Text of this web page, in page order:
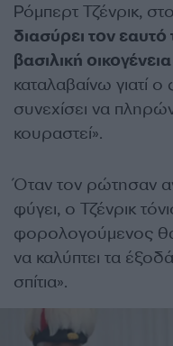
Ρόμπερτ Τζένρικ,
διασύρει τον εαυτό
βασιλική
καταλαβαίνω γιατί
συνεχίσει να
κουραστεί».
Όταν τον ρώτησαν
φύγει, ο Τζένρικ
φορολογούμενος
να καλύπτει τα
σπίτια».